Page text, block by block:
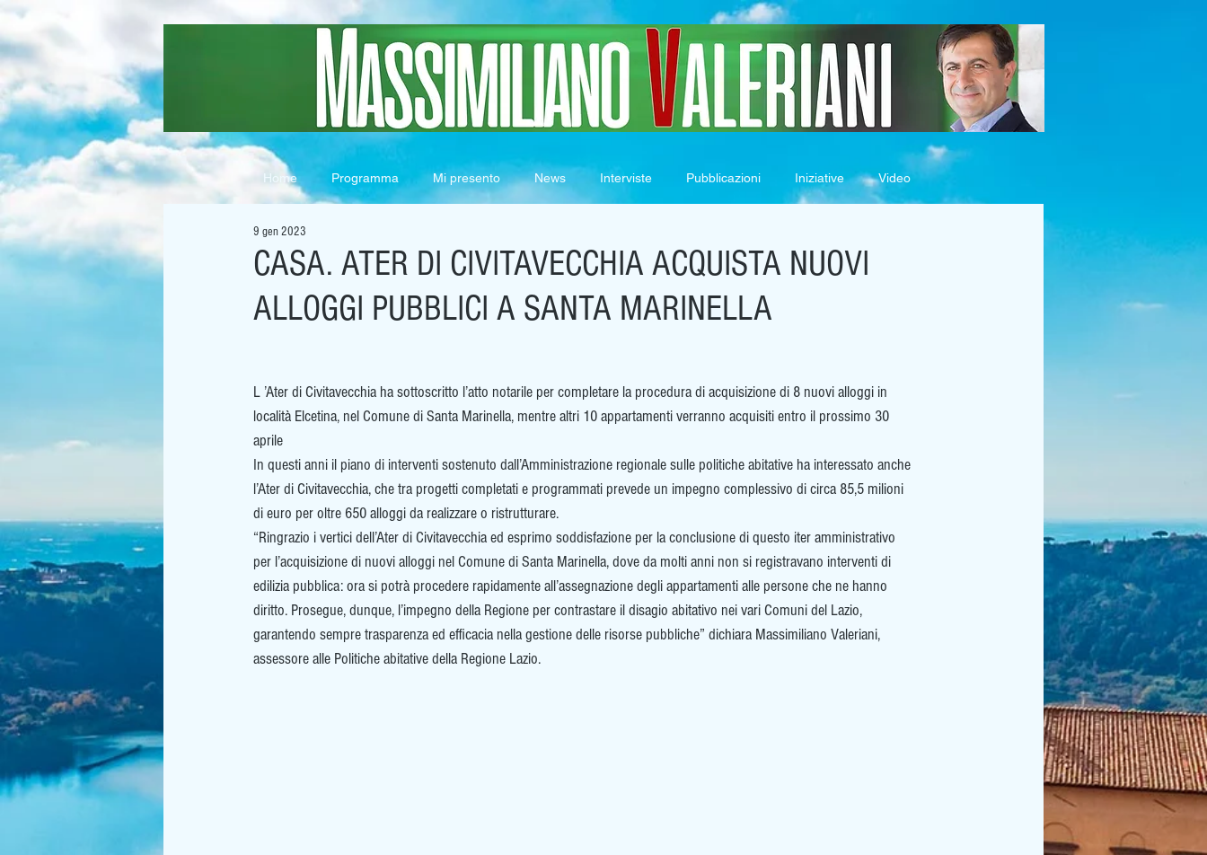
Home Programma Mi presento News Interviste Pubblicazioni Iniziative Video
CASA. ATER DI CIVITAVECCHIA ACQUISTA NUOVI
ALLOGGI PUBBLICI A SANTA MARINELLA
9 gen 2023
L ’Ater di Civitavecchia ha sottoscritto l’atto notarile per completare la procedura di acquisizione di 8 nuovi alloggi in
località Elcetina, nel Comune di Santa Marinella, mentre altri 10 appartamenti verranno acquisiti entro il prossimo 30
aprile
In questi anni il piano di interventi sostenuto dall’Amministrazione regionale sulle politiche abitative ha interessato anche
l’Ater di Civitavecchia, che tra progetti completati e programmati prevede un impegno complessivo di circa 85,5 milioni
di euro per oltre 650 alloggi da realizzare o ristrutturare.
“Ringrazio i vertici dell’Ater di Civitavecchia ed esprimo soddisfazione per la conclusione di questo iter amministrativo
per l’acquisizione di nuovi alloggi nel Comune di Santa Marinella, dove da molti anni non si registravano interventi di
edilizia pubblica: ora si potrà procedere rapidamente all’assegnazione degli appartamenti alle persone che ne hanno
diritto. Prosegue, dunque, l’impegno della Regione per contrastare il disagio abitativo nei vari Comuni del Lazio,
garantendo sempre trasparenza ed efficacia nella gestione delle risorse pubbliche” dichiara Massimiliano Valeriani,
assessore alle Politiche abitative della Regione Lazio.